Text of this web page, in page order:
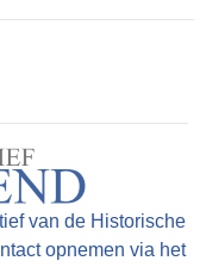
verhaal
van de Historische
opnemen via het